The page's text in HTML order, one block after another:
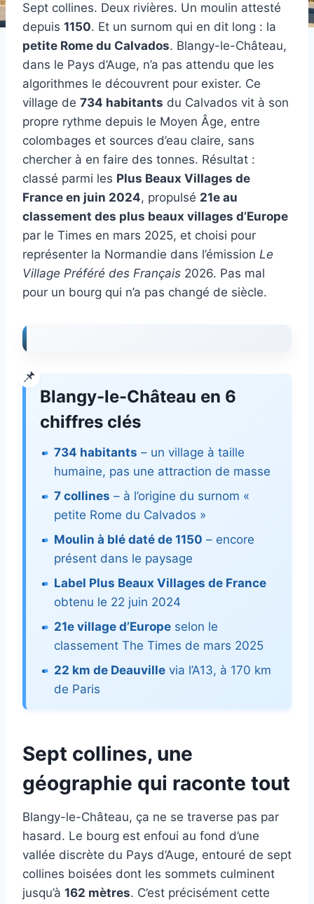
Sept collines. Deux rivières. Un moulin attesté
depuis 1150. Et un surnom qui en dit long : la
petite Rome du Calvados. Blangy-le-Château,
dans le Pays d’Auge, n’a pas attendu que les
algorithmes le découvrent pour exister. Ce
village de 734 habitants du Calvados vit à son
propre rythme depuis le Moyen Âge, entre
colombages et sources d’eau claire, sans
chercher à en faire des tonnes. Résultat :
classé parmi les Plus Beaux Villages de
France en juin 2024, propulsé 21e au
classement des plus beaux villages d’Europe
par le Times en mars 2025, et choisi pour
représenter la Normandie dans l’émission Le
Village Préféré des Français 2026. Pas mal
pour un bourg qui n’a pas changé de siècle.
Blangy-le-Château en 6
chiffres clés
734 habitants – un village à taille
humaine, pas une attraction de masse
7 collines – à l’origine du surnom «
petite Rome du Calvados »
Moulin à blé daté de 1150 – encore
présent dans le paysage
Label Plus Beaux Villages de France
obtenu le 22 juin 2024
21e village d’Europe selon le
classement The Times de mars 2025
22 km de Deauville via l’A13, à 170 km
de Paris
Sept collines, une
géographie qui raconte tout
Blangy-le-Château, ça ne se traverse pas par
hasard. Le bourg est enfoui au fond d’une
vallée discrète du Pays d’Auge, entouré de sept
collines boisées dont les sommets culminent
jusqu’à 162 mètres. C’est précisément cette